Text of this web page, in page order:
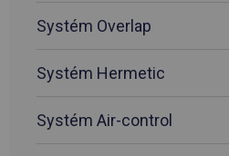
Systém Overlap
Systém Hermetic
Systém Air-control